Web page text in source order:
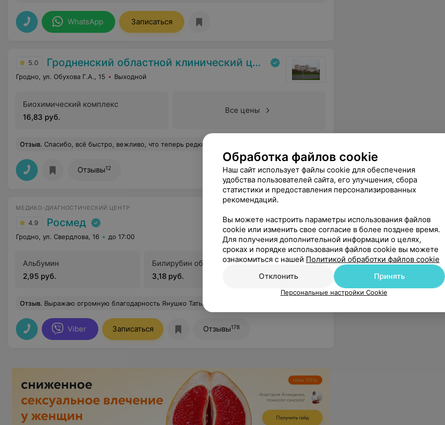
WhatsApp Записаться
5.0 Гродненский областной клинический центр «Психиатрия-наркология»
Гродно, ул. Обухова Г.А., 15 Выходной
Биохимический комплекс
16,83 руб.
Все цены
Отзыв. Спасибо, всё быстро, вежливо, что теперь редкость.
Отзывы12
МЕДИКО-ДИАГНОСТИЧЕСКИЙ ЦЕНТР
4.9 Росмед
Гродно, ул. Свердлова, 16 до 17:00
Альбумин
2,95 руб.
Билирубин общий
3,18 руб.
Билирубин прямой
2,91 руб.
Мочевина
Отзыв. Выражаю огромную благодарность Янушко Татьяне Владимировне. За последние 2 года, со своей женской проблемой, прошла огромное количество мед.клиник. К сожалению лечение не приносило никаких результатов. Искала гинеколога который сможет помочь. Читала много отзывов и благодаря им попала на прием к Татьяне Владимировне. Данный прием существенно отличался от приема других врачей. Четко организована беседа с пациентом. Осмотр прошел комфортно, необходимые анализы взяты безболезненно. Врач грамотно дала рекомендации. Назначила анализы которые мне раньше даже не назначали, а они, как раз, оказались не хорошие, назначенное лечение уже через месяц принесло первый положительный результат. Татьяна Владимировна, безусловно, профессионал своего дела. Всегда оперативный ответ и помощь, все анализы, отклонения объясняются спокойно и аргументированно, так, что ни страхов, ни вопросов не остаётся. Татьяна Владимировна, спасибо за Вашу внимательность, профессионализм, приветливое отношение к пациенту!
Viber Записаться Отзывы178
Обработка файлов cookie
Наш сайт использует файлы cookie для обеспечения
удобства пользователей сайта, его улучшения, сбора
статистики и предоставления персонализированных
рекомендаций.
Вы можете настроить параметры использования файлов
cookie или изменить свое согласие в более позднее время.
Для получения дополнительной информации о целях,
сроках и порядке использования файлов cookie вы можете
ознакомиться с нашей Политикой обработки файлов cookie
Отклонить
Принять
Персональные настройки Cookie